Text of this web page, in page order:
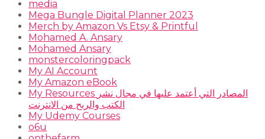
media
Mega Bungle Digital Planner 2023
Merch by Amazon Vs Etsy & Printful
Mohamed A. Ansary
Mohamed Ansary
monstercoloringpack
My AI Account
My Amazon eBook
My Resources المصادر التي أعتمد عليها في مجال نشر
الكتب والربح من الانترنت
My Udemy Courses
o6u